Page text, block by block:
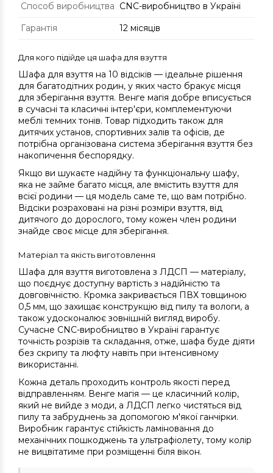
Способ виробництва CNC-виробництво в Україні
Гарантія
12 місяців
Для кого підійде ця шафа для взуття
Шафа для взуття на 10 відсіків — ідеальне рішення
для багатодітних родин, у яких часто бракує місця
для зберігання взуття. Венге магія добре вписується
в сучасні та класичні інтер'єри, комплементуючи
меблі темних тонів. Товар підходить також для
дитячих установ, спортивних залів та офісів, де
потрібна організована система зберігання взуття без
накопичення беспорядку.
Якщо ви шукаєте надійну та функціональну шафу,
яка не займе багато місця, але вмістить взуття для
всієї родини — ця модель саме те, що вам потрібно.
Відсіки розраховані на різні розміри взуття, від
дитячого до дорослого, тому кожен член родини
знайде своє місце для зберігання.
Матеріал та якість виготовлення
Шафа для взуття виготовлена з ЛДСП — матеріалу,
що поєднує доступну вартість з надійністю та
довговічністю. Кромка закривається ПВХ товщиною
0,5 мм, що захищає конструкцію від пилу та вологи, а
також удосконалює зовнішній вигляд виробу.
Сучасне CNC-виробництво в Україні гарантує
точність розрізів та складання, отже, шафа буде діяти
без скрипу та люфту навіть при інтенсивному
використанні.
Кожна деталь проходить контроль якості перед
відправленням. Венге магія — це класичний колір,
який не вийде з моди, а ЛДСП легко чистяться від
пилу та забруднень за допомогою м'якої ганчірки.
Виробник гарантує стійкість ламіновання до
механічних пошкоджень та ультрафіолету, тому колір
не вицвітатиме при розміщенні біля вікон.